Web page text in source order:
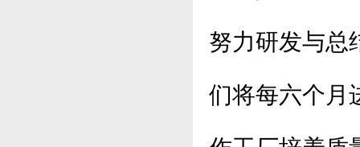
努力研发与总
们将每六个月